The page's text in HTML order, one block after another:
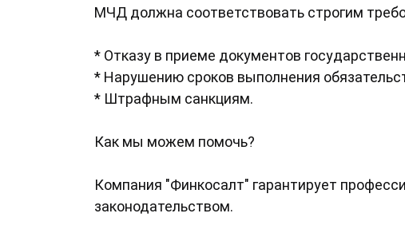
МЧД должна соответствовать строгим
* Отказу в приеме документов
* Нарушению сроков выполнения
* Штрафным санкциям.
Как мы можем помочь?
Компания "Финкосалт" гарантирует
законодательством.